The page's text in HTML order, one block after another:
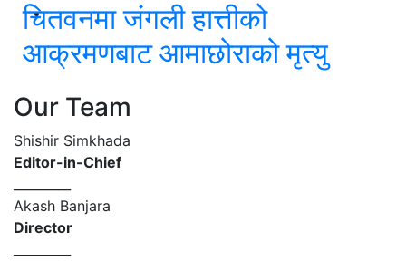
चितवनमा जंगली हात्तीको
आक्रमणबाट आमाछोराको मृत्यु
Our Team
Shishir Simkhada
Editor-in-Chief
Akash Banjara
Director